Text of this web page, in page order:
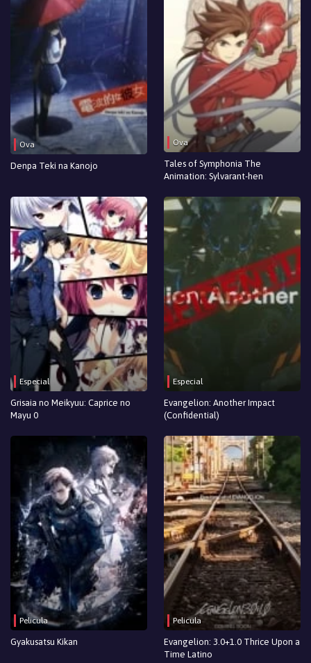
Ova
Denpa Teki na Kanojo
Ova
Tales of Symphonia The
Animation: Sylvarant-hen
Especial
Grisaia no Meikyuu: Caprice no
Mayu 0
Especial
Evangelion: Another Impact
(Confidential)
Pelicula
Gyakusatsu Kikan
Pelicula
Evangelion: 3.0+1.0 Thrice Upon a
Time Latino